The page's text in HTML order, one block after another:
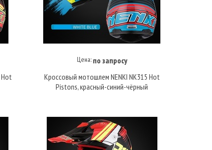
Купить под заказ
Цена: по запросу
Кроссовый мотошлем NENKI NK315 Hot
Pistons, красный-синий-чёрный